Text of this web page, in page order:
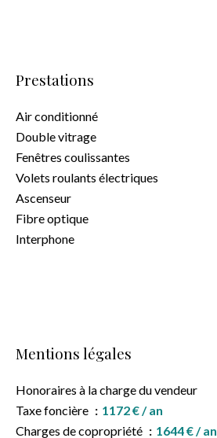
Prestations
Air conditionné
Double vitrage
Fenêtres coulissantes
Volets roulants électriques
Ascenseur
Fibre optique
Interphone
Mentions légales
Honoraires à la charge du vendeur
Taxe foncière
1172 € / an
Charges de copropriété
1644 € / an